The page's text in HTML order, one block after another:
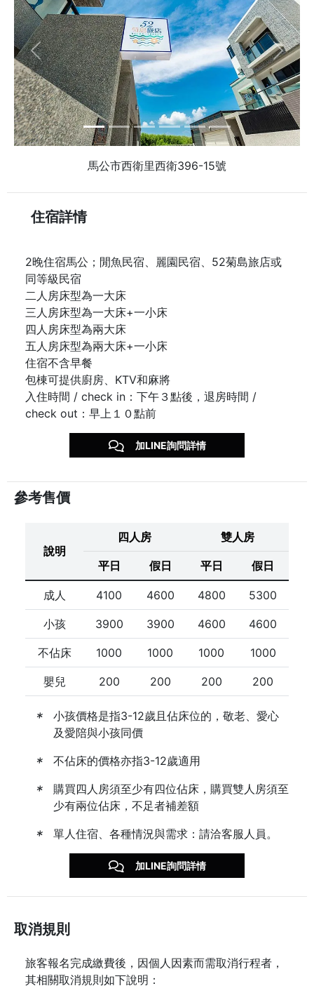
Previous Next
馬公市西衛里西衛396-15號
住宿詳情
2晚住宿馬公；閒魚民宿、麗園民宿、52菊島旅店或
同等級民宿
二人房床型為一大床
三人房床型為一大床+一小床
四人房床型為兩大床
五人房床型為兩大床+一小床
住宿不含早餐
包棟可提供廚房、KTV和麻將
入住時間 / check in：下午３點後，退房時間 /
check out：早上１０點前
加LINE詢問詳情
參考售價
說明
四人房 雙人房
平日 假日 平日 假日
成人 4100 4600 4800 5300
小孩 3900 3900 4600 4600
不佔床 1000 1000 1000 1000
嬰兒 200 200 200 200
小孩價格是指3-12歲且佔床位的，敬老、愛心
及愛陪與小孩同價
不佔床的價格亦指3-12歲適用
購買四人房須至少有四位佔床，購買雙人房須至
少有兩位佔床，不足者補差額
單人住宿、各種情況與需求：請洽客服人員。
加LINE詢問詳情
取消規則
旅客報名完成繳費後，因個人因素而需取消行程者，
其相關取消規則如下說明：